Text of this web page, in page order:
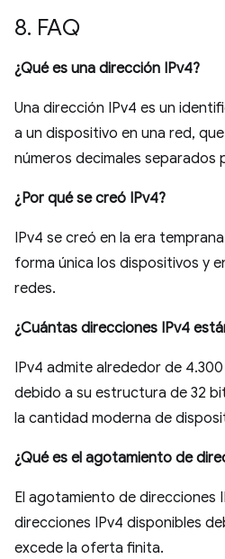
8. FAQ
¿Qué es una dirección IPv4?
Una dirección IPv4 es un
a un dispositivo en una red,
números decimales separados
¿Por qué se creó IPv4?
IPv4 se creó en la era
forma única los dispositivos y
redes.
¿Cuántas direcciones IPv4
IPv4 admite alrededor de
debido a su estructura de 32
la cantidad moderna de
¿Qué es el agotamiento de
El agotamiento de direcciones
direcciones IPv4 disponibles
excede la oferta finita.